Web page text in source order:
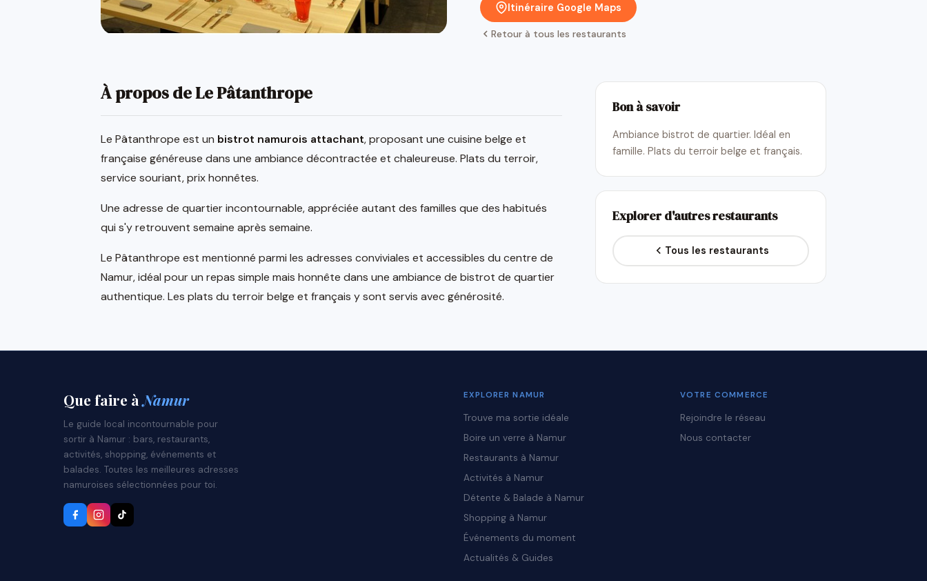
Itinéraire Google Maps
Retour à tous les restaurants
À propos de Le Pâtanthrope
Le Pâtanthrope est un bistrot namurois attachant, proposant une cuisine belge et
française généreuse dans une ambiance décontractée et chaleureuse. Plats du terroir,
service souriant, prix honnêtes.
Une adresse de quartier incontournable, appréciée autant des familles que des habitués
qui s'y retrouvent semaine après semaine.
Le Pâtanthrope est mentionné parmi les adresses conviviales et accessibles du centre de
Namur, idéal pour un repas simple mais honnête dans une ambiance de bistrot de quartier
authentique. Les plats du terroir belge et français y sont servis avec générosité.
Bon à savoir
Ambiance bistrot de quartier. Idéal en
famille. Plats du terroir belge et français.
Explorer d'autres restaurants
Tous les restaurants
Que faire àNamur
Le guide local incontournable pour
sortir à Namur : bars, restaurants,
activités, shopping, événements et
balades. Toutes les meilleures adresses
namuroises sélectionnées pour toi.
EXPLORER NAMUR
Trouve ma sortie idéale
Boire un verre à Namur
Restaurants à Namur
Activités à Namur
Détente & Balade à Namur
Shopping à Namur
Événements du moment
Actualités & Guides
VOTRE COMMERCE
Rejoindre le réseau
Nous contacter